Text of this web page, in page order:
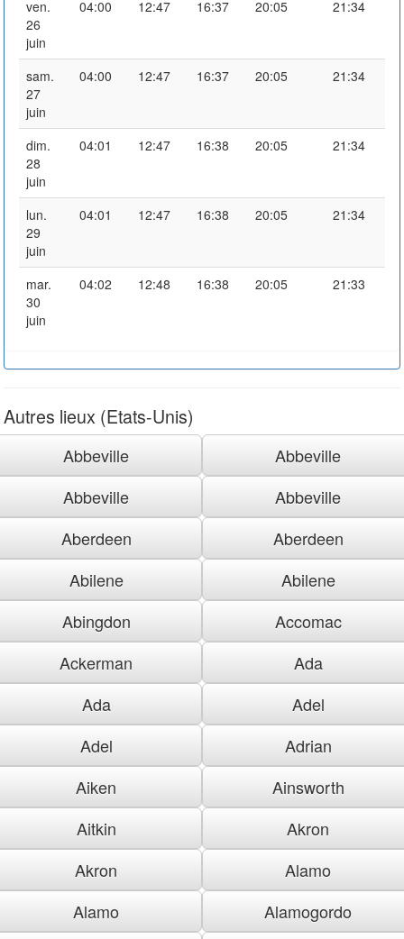
ven.
26
juin
04:00 12:47 16:37 20:05 21:34
sam.
27
juin
04:00 12:47 16:37 20:05 21:34
dim.
28
juin
04:01 12:47 16:38 20:05 21:34
lun.
29
juin
04:01 12:47 16:38 20:05 21:34
mar.
30
juin
04:02 12:48 16:38 20:05 21:33
Autres lieux (Etats-Unis)
Abbeville
Abbeville
Abbeville
Abbeville
Aberdeen
Aberdeen
Abilene
Abilene
Abingdon
Accomac
Ackerman
Ada
Ada
Adel
Adel
Adrian
Aiken
Ainsworth
Aitkin
Akron
Akron
Alamo
Alamo
Alamogordo